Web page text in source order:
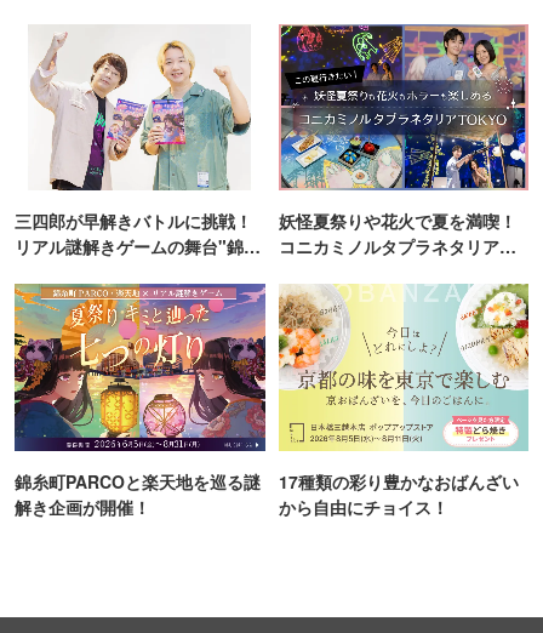
三四郎が早解きバトルに挑戦！
リアル謎解きゲームの舞台"錦糸
妖怪夏祭りや花火で夏を満喫！
コニカミノルタプラネタリア
錦糸町PARCOと楽天地を巡る謎
解き企画が開催！
17種類の彩り豊かなおばんざい
から自由にチョイス！